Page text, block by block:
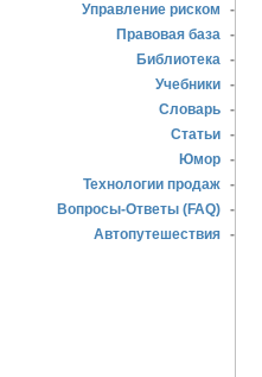
Управление риском
-
Правовая база -
Библиотека -
Учебники -
Словарь -
Статьи -
Юмор -
Технологии продаж -
Вопросы-Ответы (FAQ) -
Автопутешествия -